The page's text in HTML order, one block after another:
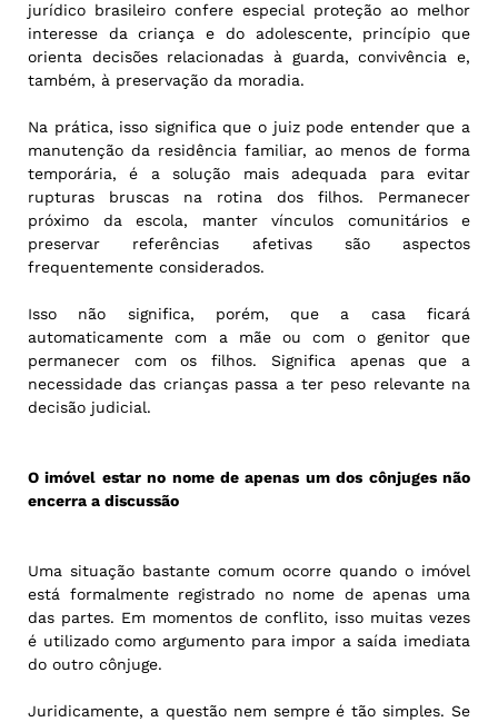
jurídico brasileiro confere especial proteção ao melhor
interesse da criança e do adolescente, princípio que
orienta decisões relacionadas à guarda, convivência e,
também, à preservação da moradia.
Na prática, isso significa que o juiz pode entender que a
manutenção da residência familiar, ao menos de forma
temporária, é a solução mais adequada para evitar
rupturas bruscas na rotina dos filhos. Permanecer
próximo da escola, manter vínculos comunitários e
preservar referências afetivas são aspectos
frequentemente considerados.
Isso não significa, porém, que a casa ficará
automaticamente com a mãe ou com o genitor que
permanecer com os filhos. Significa apenas que a
necessidade das crianças passa a ter peso relevante na
decisão judicial.
O imóvel estar no nome de apenas um dos cônjuges não
encerra a discussão
Uma situação bastante comum ocorre quando o imóvel
está formalmente registrado no nome de apenas uma
das partes. Em momentos de conflito, isso muitas vezes
é utilizado como argumento para impor a saída imediata
do outro cônjuge.
Juridicamente, a questão nem sempre é tão simples. Se